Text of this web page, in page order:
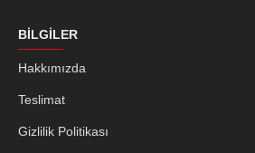
BILGILER
Hakkımızda
Teslimat
Gizlilik Politikası